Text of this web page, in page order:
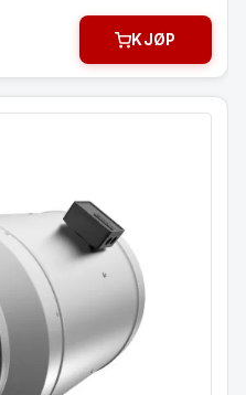
KJØP
Viftemotor AC Ø315 mm
3812 m³/t